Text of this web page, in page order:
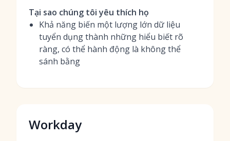
Tại sao chúng tôi yêu thích họ
Khả năng biến một lượng lớn dữ liệu
tuyển dụng thành những hiểu biết rõ
ràng, có thể hành động là không thể
sánh bằng
Workday